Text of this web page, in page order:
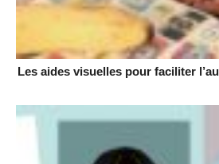
Les aides visuelles pour faciliter